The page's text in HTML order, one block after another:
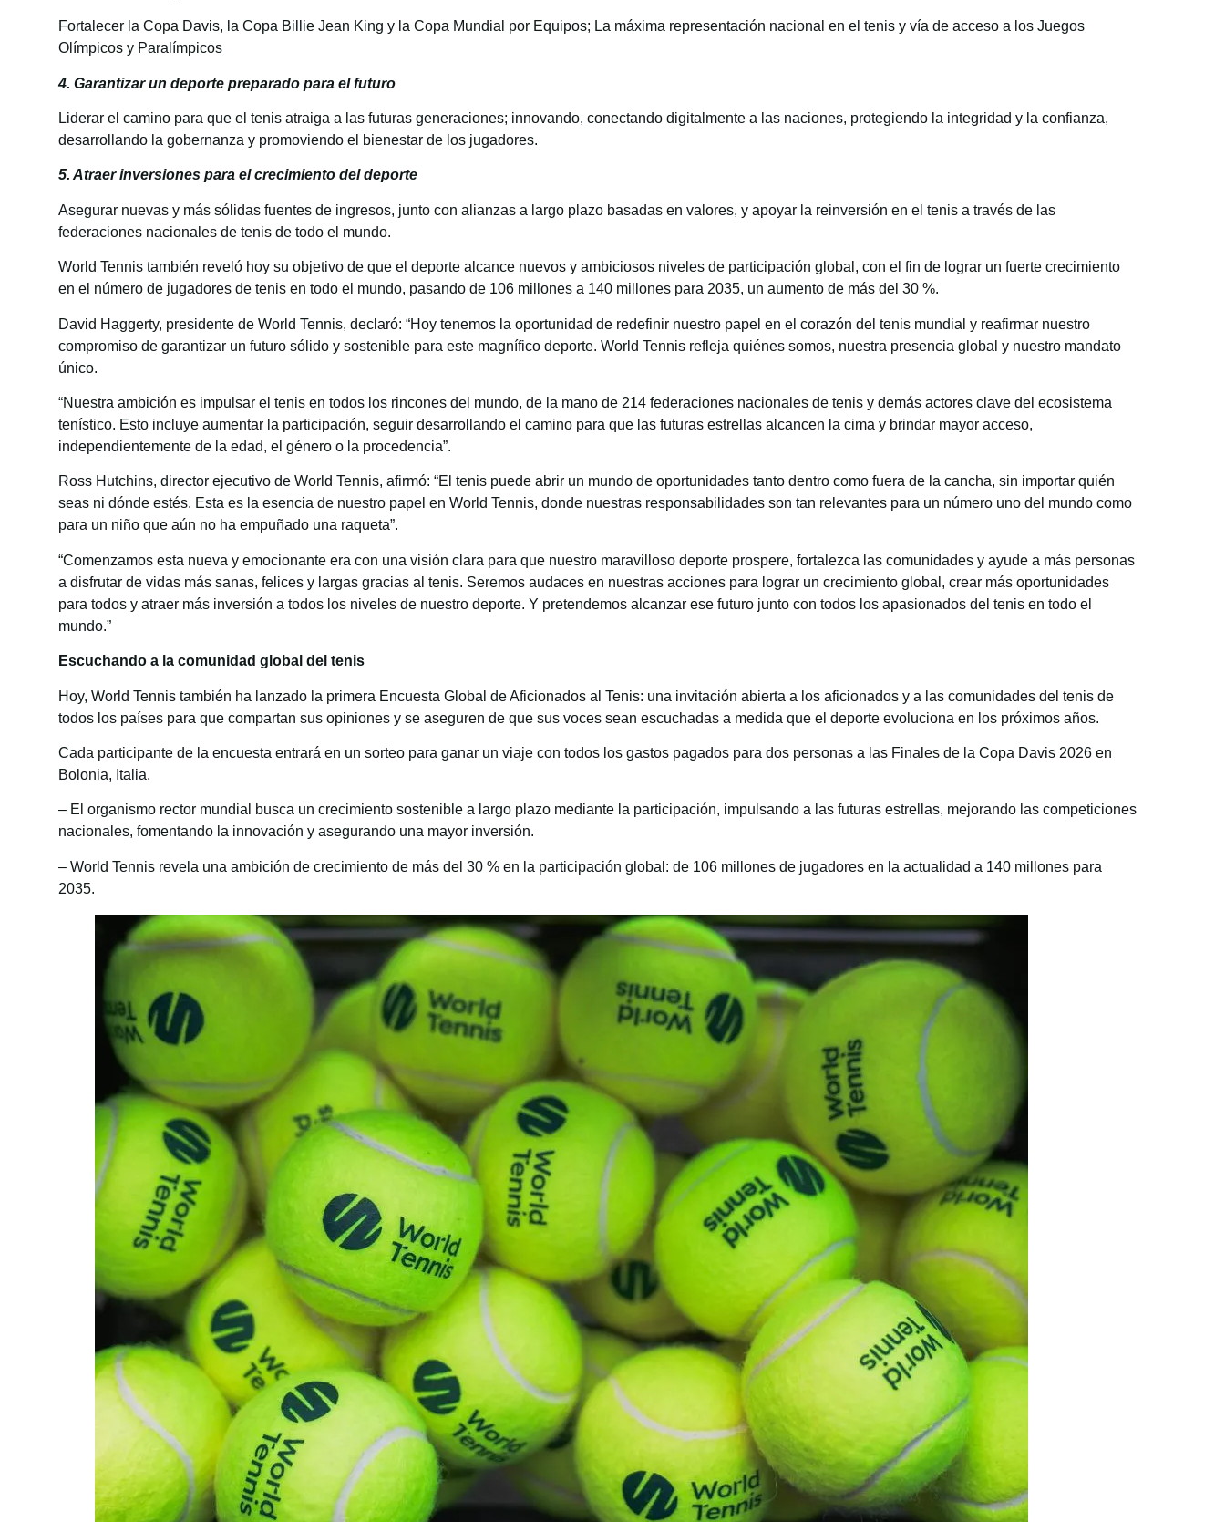
Fortalecer la Copa Davis, la Copa Billie Jean King y la Copa Mundial por Equipos; La máxima representación nacional en el tenis y vía de acceso a los Juegos
Olímpicos y Paralímpicos
4. Garantizar un deporte preparado para el futuro
Liderar el camino para que el tenis atraiga a las futuras generaciones; innovando, conectando digitalmente a las naciones, protegiendo la integridad y la confianza,
desarrollando la gobernanza y promoviendo el bienestar de los jugadores.
5. Atraer inversiones para el crecimiento del deporte
Asegurar nuevas y más sólidas fuentes de ingresos, junto con alianzas a largo plazo basadas en valores, y apoyar la reinversión en el tenis a través de las
federaciones nacionales de tenis de todo el mundo.
World Tennis también reveló hoy su objetivo de que el deporte alcance nuevos y ambiciosos niveles de participación global, con el fin de lograr un fuerte crecimiento
en el número de jugadores de tenis en todo el mundo, pasando de 106 millones a 140 millones para 2035, un aumento de más del 30 %.
David Haggerty, presidente de World Tennis, declaró: “Hoy tenemos la oportunidad de redefinir nuestro papel en el corazón del tenis mundial y reafirmar nuestro
compromiso de garantizar un futuro sólido y sostenible para este magnífico deporte. World Tennis refleja quiénes somos, nuestra presencia global y nuestro mandato
único.
“Nuestra ambición es impulsar el tenis en todos los rincones del mundo, de la mano de 214 federaciones nacionales de tenis y demás actores clave del ecosistema
tenístico. Esto incluye aumentar la participación, seguir desarrollando el camino para que las futuras estrellas alcancen la cima y brindar mayor acceso,
independientemente de la edad, el género o la procedencia”.
Ross Hutchins, director ejecutivo de World Tennis, afirmó: “El tenis puede abrir un mundo de oportunidades tanto dentro como fuera de la cancha, sin importar quién
seas ni dónde estés. Esta es la esencia de nuestro papel en World Tennis, donde nuestras responsabilidades son tan relevantes para un número uno del mundo como
para un niño que aún no ha empuñado una raqueta”.
“Comenzamos esta nueva y emocionante era con una visión clara para que nuestro maravilloso deporte prospere, fortalezca las comunidades y ayude a más personas
a disfrutar de vidas más sanas, felices y largas gracias al tenis. Seremos audaces en nuestras acciones para lograr un crecimiento global, crear más oportunidades
para todos y atraer más inversión a todos los niveles de nuestro deporte. Y pretendemos alcanzar ese futuro junto con todos los apasionados del tenis en todo el
mundo.”
Escuchando a la comunidad global del tenis
Hoy, World Tennis también ha lanzado la primera Encuesta Global de Aficionados al Tenis: una invitación abierta a los aficionados y a las comunidades del tenis de
todos los países para que compartan sus opiniones y se aseguren de que sus voces sean escuchadas a medida que el deporte evoluciona en los próximos años.
Cada participante de la encuesta entrará en un sorteo para ganar un viaje con todos los gastos pagados para dos personas a las Finales de la Copa Davis 2026 en
Bolonia, Italia.
– El organismo rector mundial busca un crecimiento sostenible a largo plazo mediante la participación, impulsando a las futuras estrellas, mejorando las competiciones
nacionales, fomentando la innovación y asegurando una mayor inversión.
– World Tennis revela una ambición de crecimiento de más del 30 % en la participación global: de 106 millones de jugadores en la actualidad a 140 millones para
2035.